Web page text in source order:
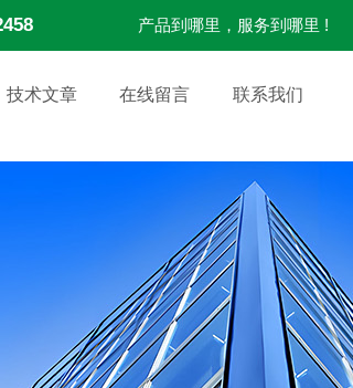
产品到哪里，服务到哪里 !
技术文章 在线留言 联系我们